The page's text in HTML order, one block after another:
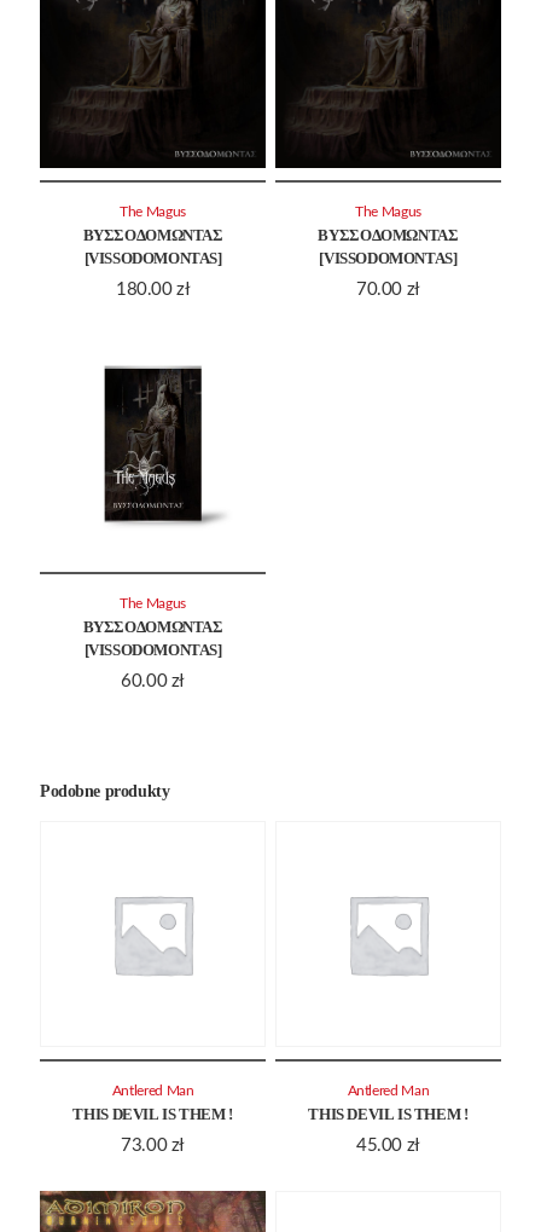
ΒΥΣΣΟΔΟΜΩΝΤΑΣ
[VISSODOMONTAS]
180.00 zł
The Magus
ΒΥΣΣΟΔΟΜΩΝΤΑΣ
[VISSODOMONTAS]
70.00 zł
The Magus
ΒΥΣΣΟΔΟΜΩΝΤΑΣ
[VISSODOMONTAS]
60.00 zł
The Magus
Podobne produkty
THIS DEVIL IS THEM !
73.00 zł
Antlered Man
THIS DEVIL IS THEM !
45.00 zł
Antlered Man